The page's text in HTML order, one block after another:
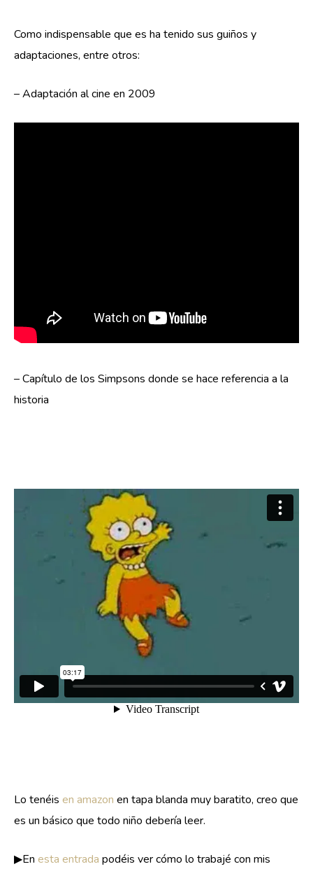
Como indispensable que es ha tenido sus guiños y
adaptaciones, entre otros:
– Adaptación al cine en 2009
– Capítulo de los Simpsons donde se hace referencia a la
historia
Lo tenéis en amazon en tapa blanda muy baratito, creo que
es un básico que todo niño debería leer.
▶En esta entrada podéis ver cómo lo trabajé con mis